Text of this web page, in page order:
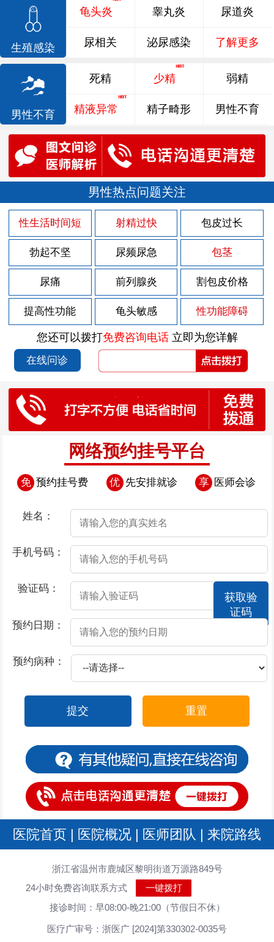
生殖感染
龟头炎 睾丸炎 尿道炎
尿相关 泌尿感染 了解更多
男性不育
死精 少精 弱精
精液异常 精子畸形 男性不育
男性热点问题关注
性生活时间短 射精过快 包皮过长
勃起不坚 尿频尿急 包茎
尿痛 前列腺炎 割包皮价格
提高性功能 龟头敏感 性功能障碍
您还可以拨打免费咨询电话立即为您详解
在线问诊
网络预约挂号平台
免 预约挂号费 优 先安排就诊 享 医师会诊
姓名：
手机号码：
验证码：
获取验
证码
预约日期：
预约病种：
提交 重置
医院首页 | 医院概况 | 医师团队 | 来院路线
浙江省温州市鹿城区黎明街道万源路849号
24小时免费咨询联系方式
一键拨打
接诊时间：早08:00-晚21:00（节假日不休）
医疗广审号：浙医广 [2024]第330302-0035号